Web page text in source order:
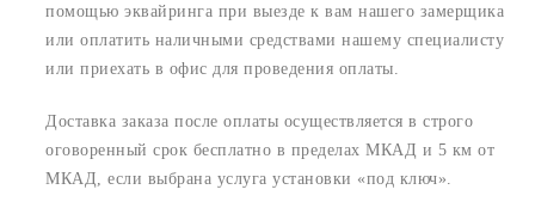
помощью эквайринга при выезде к вам нашего замерщика
или оплатить наличными средствами нашему специалисту
или приехать в офис для проведения оплаты.
Доставка заказа после оплаты осуществляется в строго
оговоренный срок бесплатно в пределах МКАД и 5 км от
МКАД, если выбрана услуга установки «под ключ».